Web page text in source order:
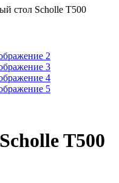
стол Scholle T500
T500